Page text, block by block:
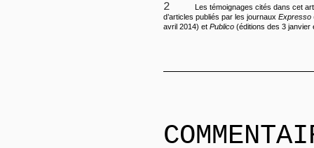
2
Les témoignages cités dans cet
d’articles publiés par les journaux Expresso
avril 2014) et Publico (éditions des 3 janvier